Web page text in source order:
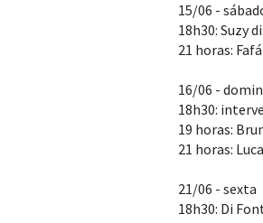
15/06 -
18h30: Suzy
21 horas:
16/06 -
18h30:
19 horas:
21 horas:
21/06 - sexta
18h30: Di